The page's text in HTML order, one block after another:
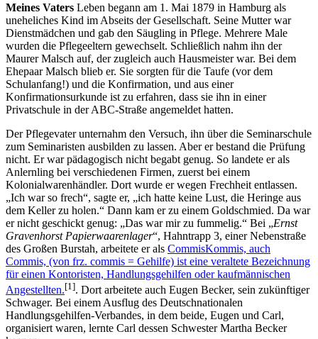
Meines Vaters Leben begann am 1. Mai 1879 in Hamburg als
uneheliches Kind im Abseits der Gesellschaft. Seine Mutter war
Dienstmädchen und gab den Säugling in Pflege. Mehrere Male
wurden die Pflegeeltern gewechselt. Schließlich nahm ihn der
Maurer Malsch auf, der zugleich auch Hausmeister war. Bei dem
Ehepaar Malsch blieb er. Sie sorgten für die Taufe (vor dem
Schulanfang!) und die Konfirmation, und aus einer
Konfirmationsurkunde ist zu erfahren, dass sie ihn in einer
Privatschule in der ABC-Straße angemeldet hatten.
Der Pflegevater unternahm den Versuch, ihn über die Seminarschule
zum Seminaristen ausbilden zu lassen. Aber er bestand die Prüfung
nicht. Er war pädagogisch nicht begabt genug. So landete er als
Anlernling bei verschiedenen Firmen, zuerst bei einem
Kolonialwarenhändler. Dort wurde er wegen Frechheit entlassen.
Ich war so frech , sagte er,
ich hatte keine Lust, die Heringe aus
dem Keller zu holen.
Dann kam er zu einem Goldschmied. Da war
er nicht geschickt genug:
Das war mir zu fummelig. Bei
Ernst
Gravenhorst Papierwaarenlager , Hahntrapp 3, einer Nebenstraße
des Großen Burstah, arbeitete er als CommisKommis, auch
Commis, (von frz. commis = Gehilfe) ist eine veraltete Bezeichnung
für einen Kontoristen, Handlungsgehilfen oder kaufmännischen
Angestellten.[1]. Dort arbeitete auch Eugen Becker, sein zukünftiger
Schwager. Bei einem Ausflug des Deutschnationalen
Handlungsgehilfen-Verbandes, in dem beide, Eugen und Carl,
organisiert waren, lernte Carl dessen Schwester Martha Becker